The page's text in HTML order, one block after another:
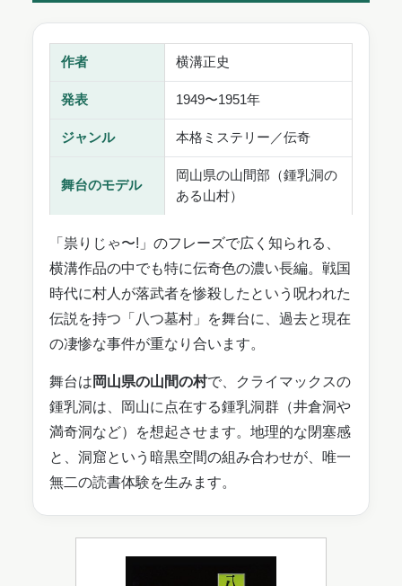
作者 横溝正史
発表 1949〜1951年
ジャンル 本格ミステリー／伝奇
舞台のモデル
岡山県の山間部（鍾乳洞の
ある山村）
「祟りじゃ〜!」のフレーズで広く知られる、
横溝作品の中でも特に伝奇色の濃い長編。戦国
時代に村人が落武者を惨殺したという呪われた
伝説を持つ「八つ墓村」を舞台に、過去と現在
の凄惨な事件が重なり合います。
舞台は 岡山県の山間の村で、クライマックスの
鍾乳洞は、岡山に点在する鍾乳洞群（井倉洞や
満奇洞など）を想起させます。地理的な閉塞感
と、洞窟という暗黒空間の組み合わせが、唯一
無二の読書体験を生みます。